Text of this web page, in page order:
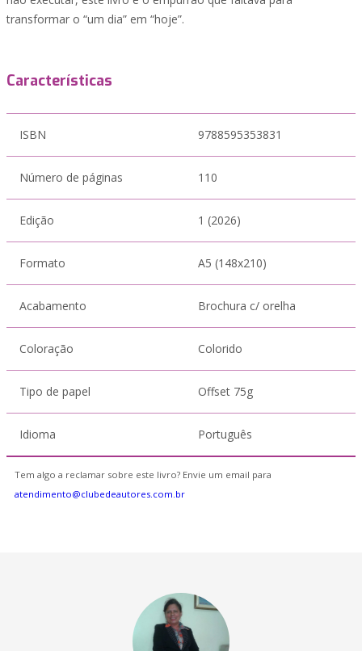
transformar o “um dia” em “hoje”.
Características
ISBN 9788595353831
Número de páginas 110
Edição 1 (2026)
Formato A5 (148x210)
Acabamento Brochura c/ orelha
Coloração Colorido
Tipo de papel Offset 75g
Idioma Português
Tem algo a reclamar sobre este livro? Envie um email para
atendimento@clubedeautores.com.br